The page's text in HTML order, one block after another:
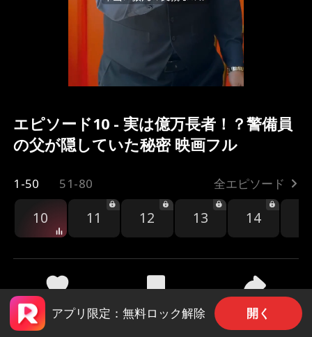
エピソード10 - 実は億万長者！？警備員
の父が隠していた秘密 映画フル
1-50 51-80 全エピソード
10 11 12 13 14
1.8k 38.6k 共有
アプリ限定：無料ロック解除 開く